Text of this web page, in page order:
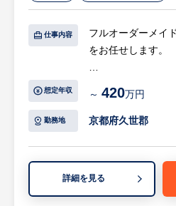
仕事内容
フルオーダーメイ
をお任せします。
・CADを用いたト
・部材発注
【求人担当コメン
・各大手ディーラ
想定年収 ～ 420万円
勤務地 京都府久世郡
詳細を見る